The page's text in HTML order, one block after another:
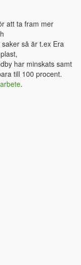
att ta fram mer
så är t.ex Era
har minskats samt
till 100 procent.
.